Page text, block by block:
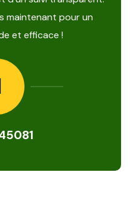
maintenant pour un
et efficace !